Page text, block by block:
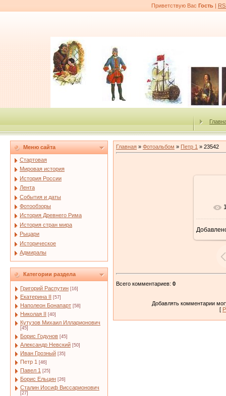
Приветствую Вас Гость |
Меню сайта
Стартовая
Мировая история
История России
Лента
События и даты
Фотообзоры
История Древнего Рима
История стран мира
Рыцари
Историческое
Адмиралы
Категории раздела
Григорий Распутин [16]
Екатерина II [57]
Наполеон Бонапарт [58]
Николая II [40]
Кутузов Михаил Илларионович
[45]
Борис Годунов [45]
Александр Невский [50]
Иван Грозный [35]
Петр 1 [46]
Павел 1 [25]
Борис Ельцин [26]
Сталин Иосиф Виссарионович
[27]
Главная » Фотоальбом » Петр 1 » 23542
Всего комментариев: 0
Добавлять комментарии
[